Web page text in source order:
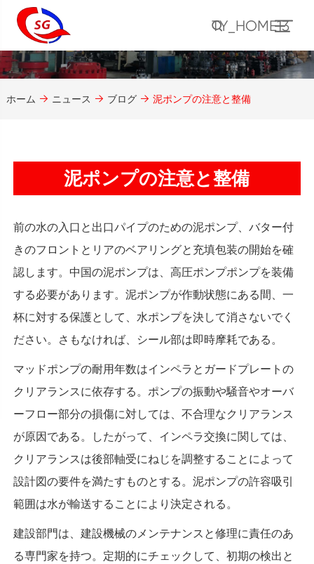
TY_HOME13
ホーム ニュース ブログ 泥ポンプの注意と整備
泥ポンプの注意と整備
前の水の入口と出口パイプのための泥ポンプ、バター付
きのフロントとリアのベアリングと充填包装の開始を確
認します。中国の泥ポンプは、高圧ポンプポンプを装備
する必要があります。泥ポンプが作動状態にある間、一
杯に対する保護として、水ポンプを決して消さないでく
ださい。さもなければ、シール部は即時摩耗である。
マッドポンプの耐用年数はインペラとガードプレートの
クリアランスに依存する。ポンプの振動や騒音やオーバ
ーフロー部分の損傷に対しては、不合理なクリアランス
が原因である。したがって、インペラ交換に関しては、
クリアランスは後部軸受にねじを調整することによって
設計図の要件を満たすものとする。泥ポンプの許容吸引
範囲は水が輸送することにより決定される。
建設部門は、建設機械のメンテナンスと修理に責任のあ
る専門家を持つ。定期的にチェックして、初期の検出と